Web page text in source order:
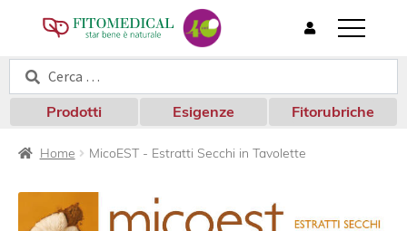
T
o
g
l
e
g
Cerca:
Cerca
Prodotti Esigenze Fitorubriche
Home MicoEST - Estratti Secchi in Tavolette